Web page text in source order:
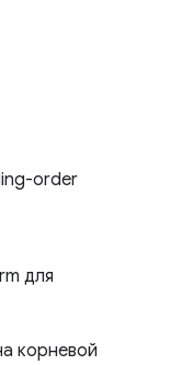
order
для
корневой